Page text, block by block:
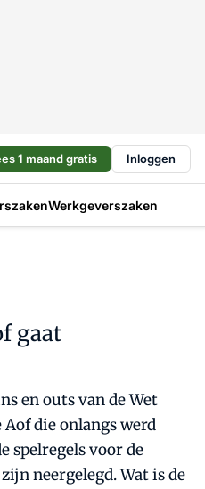
1 maand gratis Inloggen
Werkgeverszaken
gaat
en outs van de Wet
die onlangs werd
spelregels voor de
neergelegd. Wat is de